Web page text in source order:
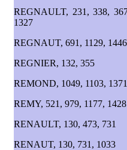
REGNAULT, 231, 338,
1327
REGNAUT, 691, 1129, 1446
REGNIER, 132, 355
REMOND, 1049, 1103,
REMY, 521, 979, 1177, 1428
RENAULT, 130, 473, 731
RENAUT, 130, 731, 1033